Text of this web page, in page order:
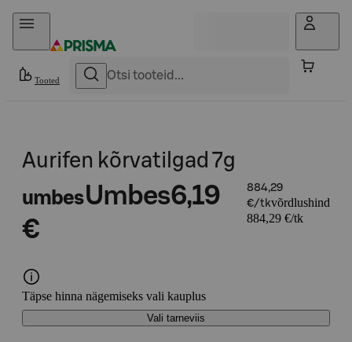
Otse sisu juurde
Tooted
Aurifen kõrvatilgad 7g
umbesUmbes6,19
€
884,29
€/tkvõrdlushind
884,29 €/tk
Täpse hinna nägemiseks vali kauplus
Vali tarneviis